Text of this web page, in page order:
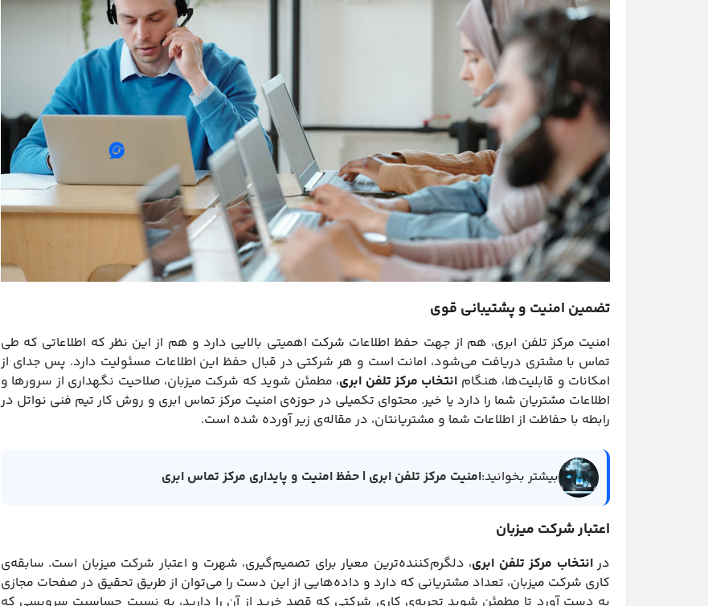
تضمین امنیت و پشتیبانی قوی
امنیت مرکز تلفن ابری، هم از جهت حفظ اطلاعات شرکت اهمیتی بالایی دارد و هم از این نظر که اطلاعاتی که طی
تماس با مشتری دریافت می‌شود، امانت است و هر شرکتی در قبال حفظ این اطلاعات مسئولیت دارد. پس جدای از
امکانات و قابلیت‌ها، هنگام انتخاب مرکز تلفن ابری، مطمئن شوید که شرکت میزبان، صلاحیت نگهداری از سرورها و
اطلاعات مشتریان شما را دارد یا خیر. محتوای تکمیلی در حوزه‌ی امنیت مرکز تماس ابری و روش کار تیم فنی نواتل در
رابطه با حفاظت از اطلاعات شما و مشتریانتان، در مقاله‌ی زیر آورده شده است.
بیشتر بخوانید:امنیت مرکز تلفن ابری | حفظ امنیت و پایداری مرکز تماس ابری
اعتبار شرکت میزبان
درانتخاب مرکز تلفن ابری، دلگرم‌کننده‌ترین معیار برای تصمیم‌گیری، شهرت و اعتبار شرکت میزبان است. سابقه‌ی
کاری شرکت میزبان، تعداد مشتریانی که دارد و داده‌هایی از این دست را می‌توان از طریق تحقیق در صفحات مجازی